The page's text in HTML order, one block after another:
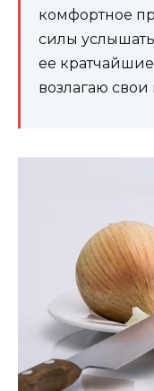
комфортное
силы
ее
возлагаю